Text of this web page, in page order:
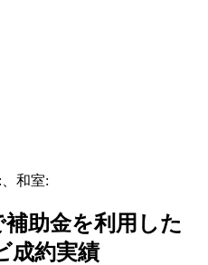
和室:
補助金を利用した
成約実績